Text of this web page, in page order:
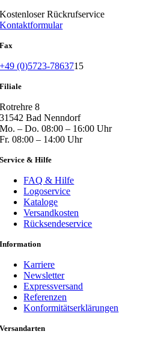
Kostenloser Rückrufservice
Kontaktformular
Fax
+49 (0)5723-7863715
Filiale
Rotrehre 8
31542 Bad Nenndorf
Mo. – Do. 08:00 – 16:00 Uhr
Fr. 08:00 – 14:00 Uhr
Service & Hilfe
FAQ & Hilfe
Logoservice
Kataloge
Versandkosten
Rücksendeservice
Information
Karriere
Newsletter
Expressversand
Referenzen
Konformitätserklärungen
Versandarten